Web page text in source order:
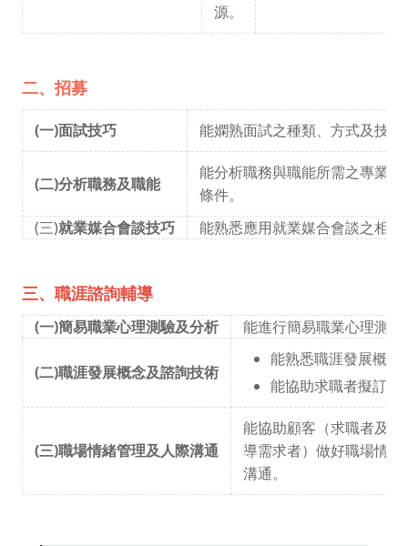
源。
二、招募
(一)面試技巧 能嫻熟面試之種類、方式及技巧
(二)分析職務及職能
能分析職務與職能所需之專業能
條件。
(三)就業媒合會談技巧 能熟悉應用就業媒合會談之相關
三、職涯諮詢輔導
(一)簡易職業心理測驗及分析 能進行簡易職業心理測驗
(二)職涯發展概念及諮詢技術
能熟悉職涯發展概念
能協助求職者擬訂職
(三)職場情緒管理及人際溝通
能協助顧客（求職者及
導需求者）做好職場情
溝通。